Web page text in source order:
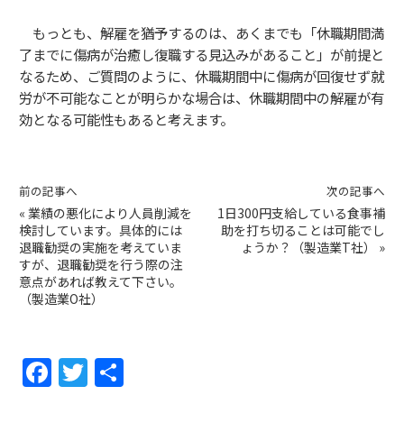
もっとも、解雇を猶予するのは、あくまでも「休職期間満
了までに傷病が治癒し復職する見込みがあること」が前提と
なるため、ご質問のように、休職期間中に傷病が回復せず就
労が不可能なことが明らかな場合は、休職期間中の解雇が有
効となる可能性もあると考えます。
前の記事へ
« 業績の悪化により人員削減を
検討しています。具体的には
退職勧奨の実施を考えていま
すが、退職勧奨を行う際の注
意点があれば教えて下さい。
（製造業O社）
次の記事へ
1日300円支給している食事補
助を打ち切ることは可能でし
ょうか？（製造業T社）
»
F
a
T
w